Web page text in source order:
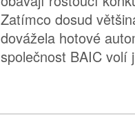
Zatímco dosud
dovážela hotové
společnost BAIC volí